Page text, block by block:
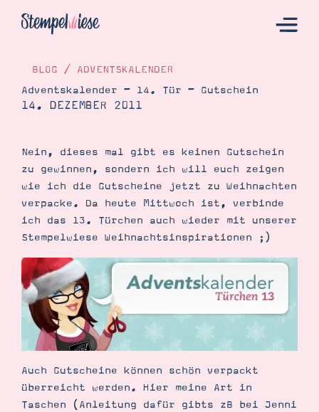
Katalog
Bestellen
Kontakt
Angebote
Demonstrator werden
Blog
Gutscheine
Produkte erklärt
Über mich
Über Stampin’ Up!
BLOG / ADVENTSKALENDER
Adventskalender – 14. Tür – Gutschein
14. DEZEMBER 2011
Nein, dieses mal gibt es keinen Gutschein
zu gewinnen, sondern ich will euch zeigen
wie ich die Gutscheine jetzt zu Weihnachten
verpacke. Da heute Mittwoch ist, verbinde
ich das 13. Türchen auch wieder mit unserer
Stempelwiese Weihnachtsinspirationen ;)
Auch Gutscheine können schön verpackt
überreicht werden. Hier meine Art in
Taschen (Anleitung dafür gibts zB bei Jenni